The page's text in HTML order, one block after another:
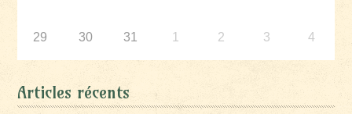
29 30 31 1 2 3 4
Articles récents